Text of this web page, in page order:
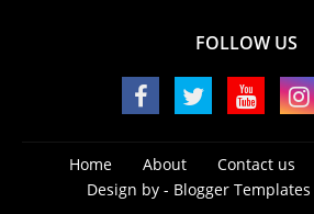
FOLLOW US
Home About Contact us
Design by - Blogger Templates